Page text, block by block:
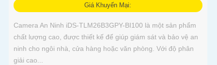
Giá Khuyến Mại:
Camera An Ninh iDS-TLM26B3GPY-BI100 là một sản phẩm
chất lượng cao, được thiết kế để giúp giám sát và bảo vệ an
ninh cho ngôi nhà, cửa hàng hoặc văn phòng. Với độ phân
giải cao...